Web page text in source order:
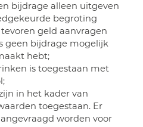
bijdrage alleen uitgeven
begroting
geld aanvragen
geen bijdrage mogelijk
hebt;
is toegestaan met
in het kader van
toegestaan. Er
worden voor